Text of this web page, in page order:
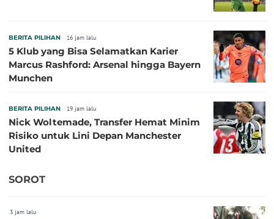
BERITA PILIHAN 16 jam lalu
5 Klub yang Bisa Selamatkan Karier
Marcus Rashford: Arsenal hingga Bayern
Munchen
BERITA PILIHAN 19 jam lalu
Nick Woltemade, Transfer Hemat Minim
Risiko untuk Lini Depan Manchester
United
SOROT
3 jam lalu